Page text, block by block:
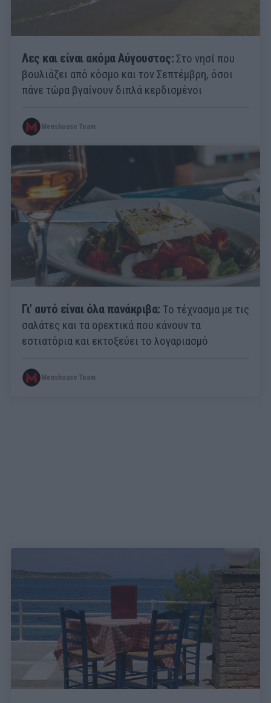
Λες και είναι ακόμα Αύγουστος: Στο νησί που
βουλιάζει από κόσμο και τον Σεπτέμβρη, όσοι
πάνε τώρα βγαίνουν διπλά κερδισμένοι
Menshouse Team
Γι’ αυτό είναι όλα πανάκριβα: Το τέχνασμα με τις
σαλάτες και τα ορεκτικά που κάνουν τα
εστιατόρια και εκτοξεύει το λογαριασμό
Menshouse Team